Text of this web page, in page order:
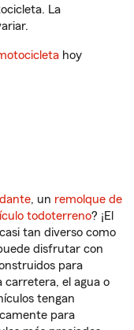
La
hoy
, un remolque de
todoterreno? ¡El
tan diverso como
disfrutar con
para
carretera, el agua o
tengan
para